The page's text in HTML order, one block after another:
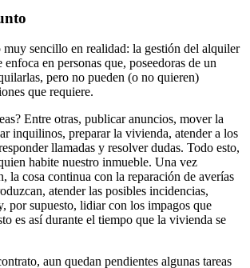
muy sencillo en realidad: la gestión del alquiler
en personas que, poseedoras de un
pero no pueden (o no quieren)
que requiere.
Entre otras, publicar anuncios, mover la
inquilinos, preparar la vivienda, atender a los
llamadas y resolver dudas. Todo esto,
habite nuestro inmueble. Una vez
la cosa continua con la reparación de averías
atender las posibles incidencias,
por supuesto, lidiar con los impagos que
es así durante el tiempo que la vivienda se
aun quedan pendientes algunas tareas